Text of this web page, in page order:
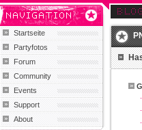
Startseite
Partyfotos
Forum
Community
Events
Support
About